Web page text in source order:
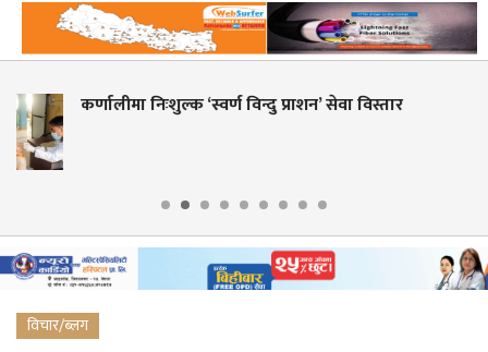
सेवा विस्तार
शहीद गंगालाल राष्ट्रिय हृदय
विचार/ब्लग